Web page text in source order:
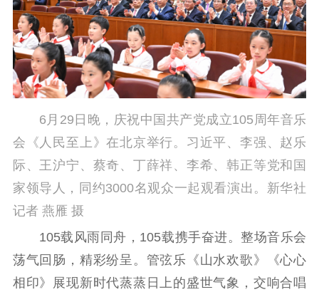
6月29日晚，庆祝中国共产党成立105周年音乐
会《人民至上》在北京举行。习近平、李强、赵乐
际、王沪宁、蔡奇、丁薛祥、李希、韩正等党和国
家领导人，同约3000名观众一起观看演出。新华社
记者 燕雁 摄
105载风雨同舟，105载携手奋进。整场音乐会
荡气回肠，精彩纷呈。管弦乐《山水欢歌》《心心
相印》展现新时代蒸蒸日上的盛世气象，交响合唱